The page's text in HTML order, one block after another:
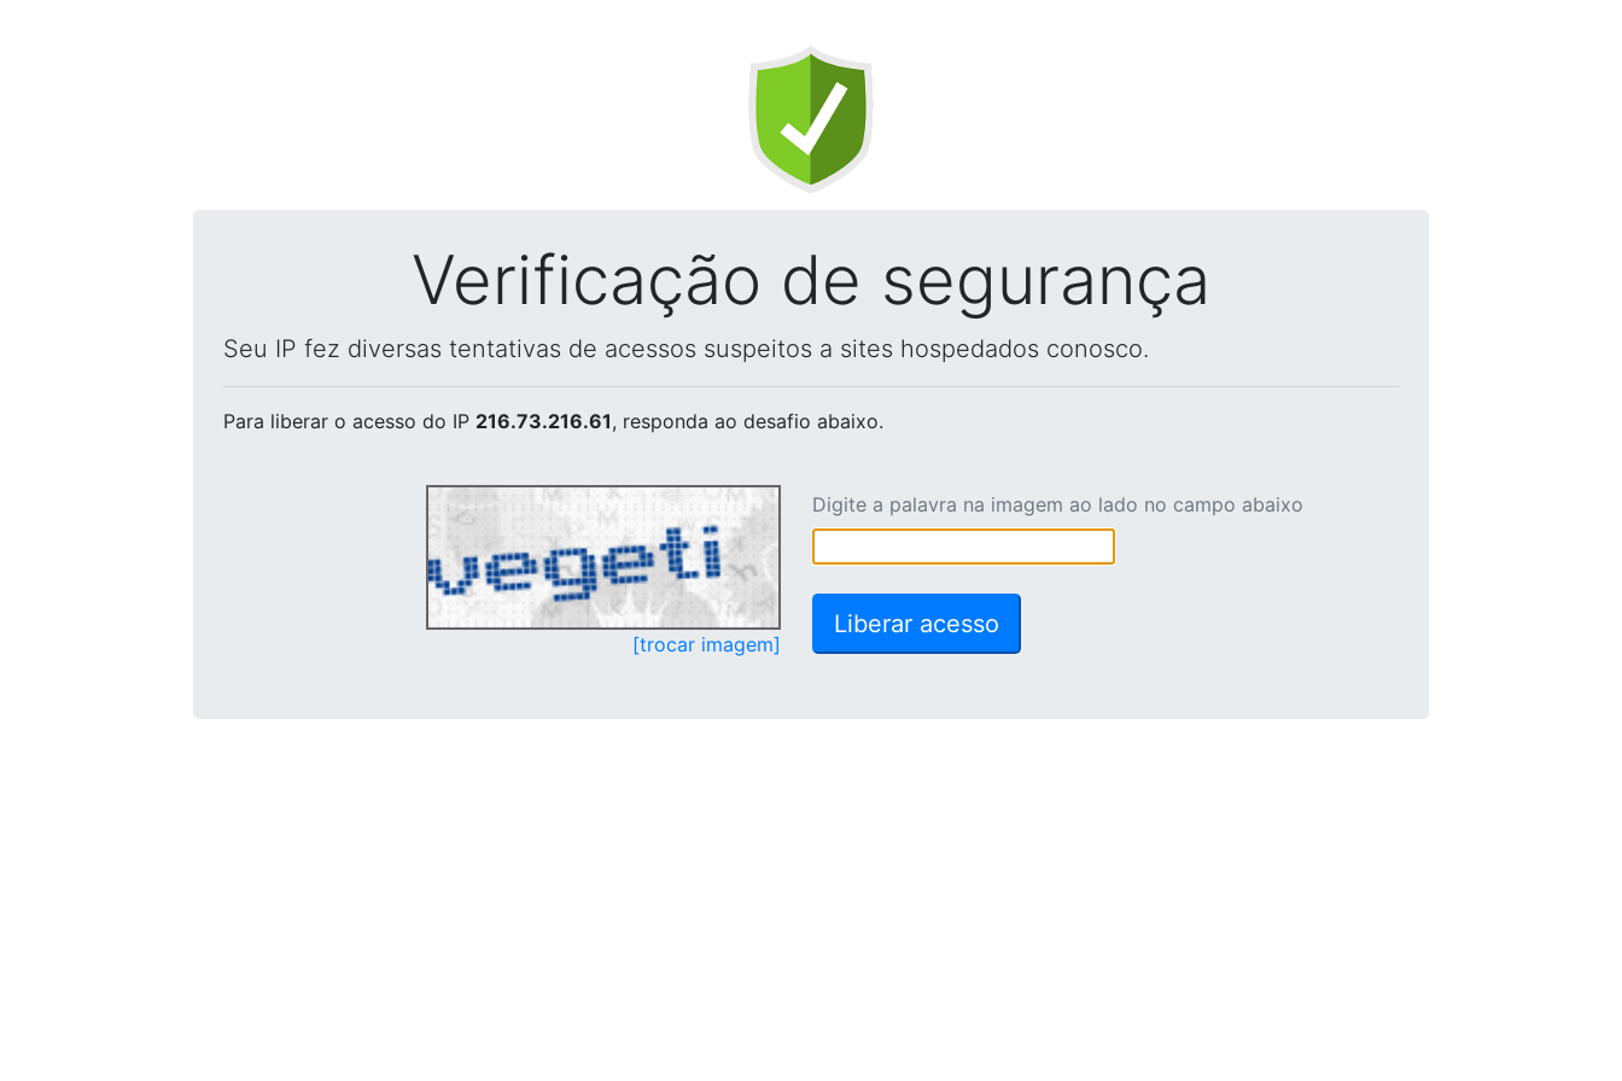
Verificação de segurança
Seu IP fez diversas tentativas de acessos suspeitos a sites hospedados conosco.
Para liberar o acesso do IP 216.73.216.61, responda ao desafio abaixo.
[trocar imagem]
Digite a palavra na imagem ao lado no campo abaixo